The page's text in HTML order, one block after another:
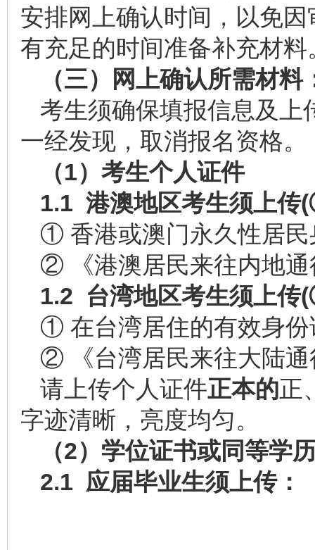
安排网上确认时间，以免
有充足的时间准备补充材料
（三）网上确认所需材料
考生须确保填报信息及上
一经发现，取消报名资格。
（1）考生个人证件
1.1 港澳地区考生须上传(
① 香港或澳门永久性居民
② 《港澳居民来往内地
1.2 台湾地区考生须上
① 在台湾居住的有效身份
② 《台湾居民来往大陆
请上传个人证件正本的正
字迹清晰，亮度均匀。
（2）学位证书或同等学
2.1 应届毕业生须上传：